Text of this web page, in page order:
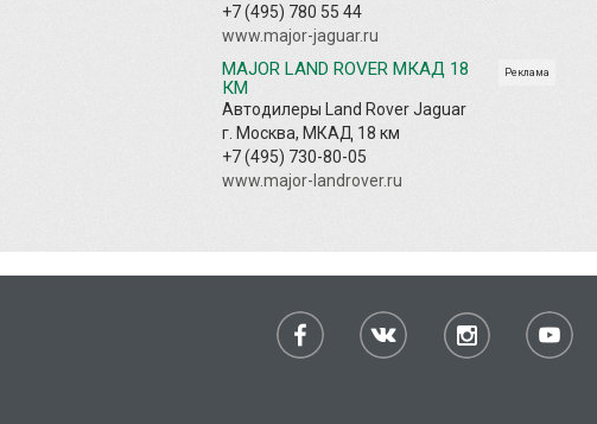
+7 (495) 780 55 44
www.major-jaguar.ru
Реклама
MAJOR LAND ROVER МКАД 18
КМ
Автодилеры Land Rover Jaguar
г. Москва, МКАД 18 км
+7 (495) 730-80-05
www.major-landrover.ru